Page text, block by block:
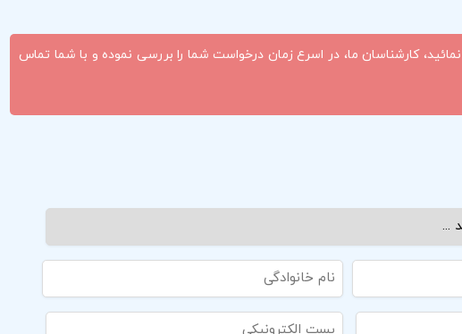
کارشناسان ما، در اسرع زمان درخواست شما را بررسی نموده و با شما تماس
پست